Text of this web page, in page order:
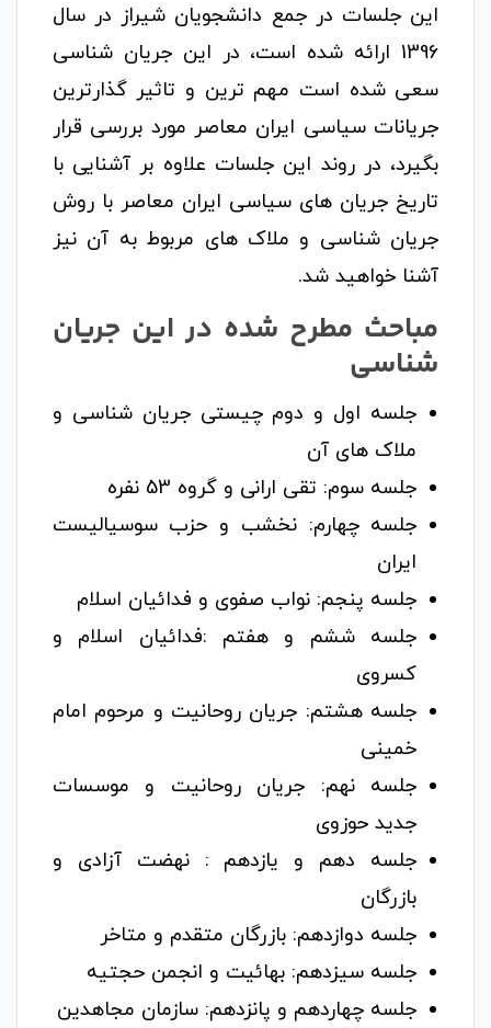
این جلسات در جمع دانشجویان شیراز در سال
1396 ارائه شده است، در این جریان شناسی
سعی شده است مهم ترین و تاثیر گذارترین
جریانات سیاسی ایران معاصر مورد بررسی قرار
بگیرد، در روند این جلسات علاوه بر آشنایی با
تاریخ جریان های سیاسی ایران معاصر با روش
جریان شناسی و ملاک های مربوط به آن نیز
آشنا خواهید شد.
مباحث مطرح شده در این جریان
شناسی
جلسه اول و دوم چیستی جریان شناسی و
ملاک های آن
جلسه سوم: تقی ارانی و گروه 53 نفره
جلسه چهارم: نخشب و حزب سوسیالیست
ایران
جلسه پنجم: نواب صفوی و فدائیان اسلام
جلسه ششم و هفتم :فدائیان اسلام و
کسروی
جلسه هشتم: جریان روحانیت و مرحوم امام
خمینی
جلسه نهم: جریان روحانیت و موسسات
جدید حوزوی
جلسه دهم و یازدهم : نهضت آزادی و
بازرگان
جلسه دوازدهم: بازرگان متقدم و متاخر
جلسه سیزدهم: بهائیت و انجمن حجتیه
جلسه چهاردهم و پانزدهم: سازمان مجاهدین